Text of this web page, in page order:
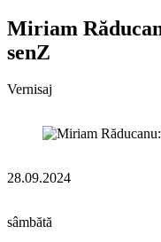
Miriam
senZ
Vernisaj
28.09.2024
sâmbătă